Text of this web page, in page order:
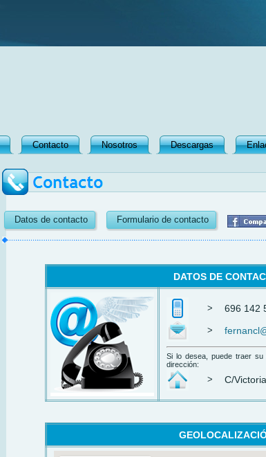
Contacto Nosotros Descargas
Datos de contacto Formulario de contacto
DATOS DE
> 696 142
>
Si lo desea, puede traer
dirección:
> C/